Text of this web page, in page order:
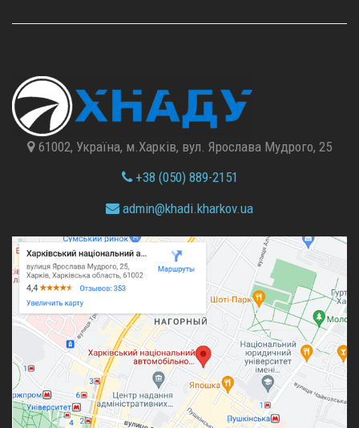
61002, Україна, м.Харків, вул. Ярослава Мудрого, 25
+38 (050) 889-2151
admin@khadi.kharkov.ua